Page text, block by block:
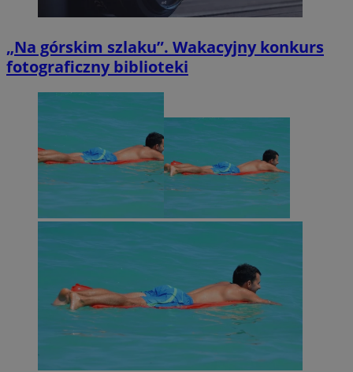
„Na górskim szlaku”. Wakacyjny konkurs
fotograficzny biblioteki